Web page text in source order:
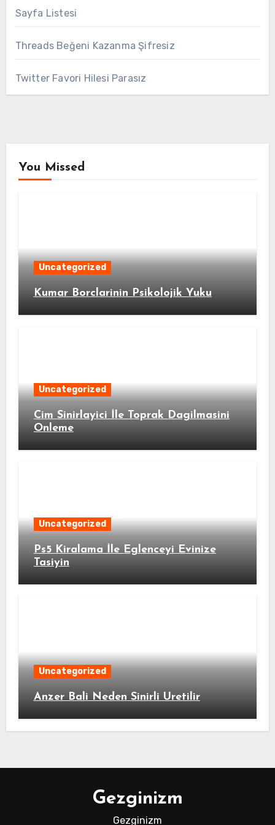
Sayfa Listesi
Threads Beğeni Kazanma Şifresiz
Twitter Favori Hilesi Parasız
You Missed
Uncategorized
Kumar Borclarinin Psikolojik Yuku
Uncategorized
Cim Sinirlayici İle Toprak Dagilmasini
Onleme
Uncategorized
Ps5 Kiralama İle Eglenceyi Evinize
Tasiyin
Uncategorized
Anzer Bali Neden Sinirli Uretilir
Gezginizm
Gezginizm